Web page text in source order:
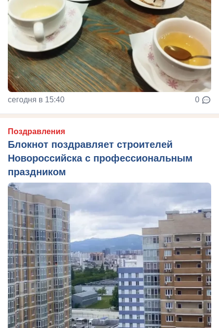
сегодня в 15:40 0
Поздравления
Блокнот поздравляет строителей
Новороссийска с профессиональным
праздником